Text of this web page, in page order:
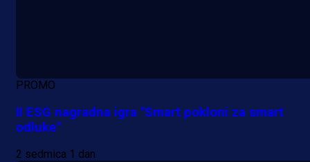
PROMO
II ESG nagradna igra "Smart pokloni za smart
odluke"
2 sedmica 1 dan